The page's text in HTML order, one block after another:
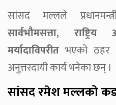
सांसद मल्लले
सार्वभौमसत्ता,
मर्यादाविपरीत भएको ठहर
अनुत्तरदायी कार्य भनेका छन् ।
सांसद रमेश मल्लको